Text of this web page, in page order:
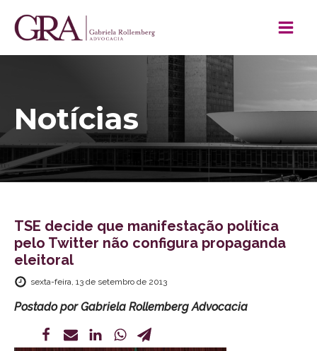
Notícias
TSE decide que manifestação política
pelo Twitter não configura propaganda
eleitoral
sexta-feira, 13 de setembro de 2013
Postado porGabriela Rollemberg Advocacia